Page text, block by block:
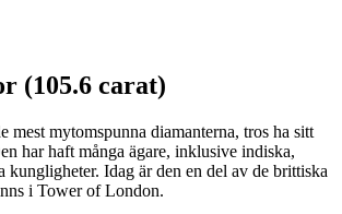
(105.6 carat)
mest mytomspunna diamanterna, tros ha sitt
har haft många ägare, inklusive indiska,
kungligheter. Idag är den en del av de brittiska
i Tower of London.